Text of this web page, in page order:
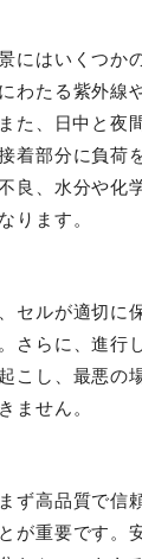
にはいくつか
わたる紫外線
た、日中と夜
着部分に負荷
良、水分や化
ります。
セルが適切に
さらに、進行
こし、最悪の
ません。
ず高品質で信
が重要です。